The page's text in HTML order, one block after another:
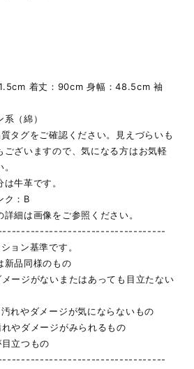
着丈：90cm 身幅：48.5cm 袖
（綿）
タグをご確認ください。見えづらいも
ございますので、気になる方はお気軽
は牛革です。
ク：B
細は画像をご参照ください。
ョン基準です。
新品同様のもの
メージがないまたはあっても目立たない
汚れやダメージが気にならないもの
れやダメージがみられるもの
目立つもの